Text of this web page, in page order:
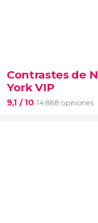
entrada al SUMMIT
miradores más
Contrastes de
York VIP
9,1 / 10 14.888 opiniones